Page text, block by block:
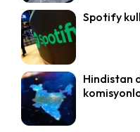
Spotify
Hindistan